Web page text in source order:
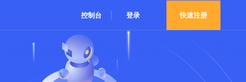
控制台 登录 快速注册